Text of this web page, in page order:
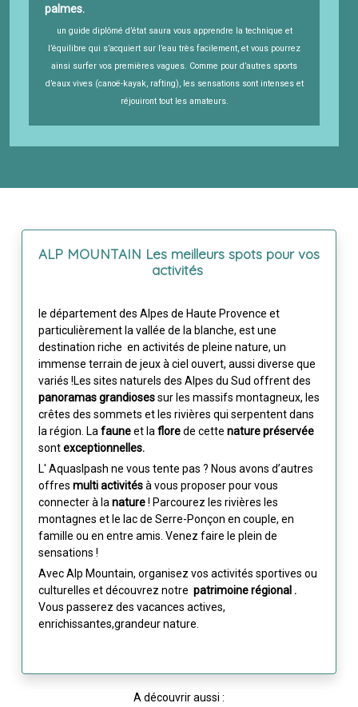
palmes.
un guide diplômé d’état saura vous apprendre la technique et
l’équilibre qui s’acquiert sur l’eau très facilement, et vous pourrez
ainsi surfer vos premières vagues. Comme pour d’autres sports
d’eaux vives (canoë-kayak, rafting), les sensations sont intenses et
réjouiront tout les amateurs.
ALP MOUNTAIN Les meilleurs spots pour vos
activités
le département des Alpes de Haute Provence et
particulièrement la vallée de la blanche, est une
destination riche en activités de pleine nature, un
immense terrain de jeux à ciel ouvert, aussi diverse que
variés !Les sites naturels des Alpes du Sud offrent des
panoramas grandiosessur les massifs montagneux, les
crêtes des sommets et les rivières qui serpentent dans
la région. Lafauneet laflorede cette nature préservée
sontexceptionnelles.
L' Aquaslpash ne vous tente pas ? Nous avons d’autres
offres multi activitésà vous proposer pour vous
connecter à lanature! Parcourez les rivières les
montagnes et le lac de Serre-Ponçon en couple, en
famille ou en entre amis. Venez faire le plein de
sensations !
Avec Alp Mountain, organisez vos activités sportives ou
culturelles et découvrez notre patrimoine régional .
Vous passerez des vacances actives,
enrichissantes,grandeur nature.
A découvrir aussi :